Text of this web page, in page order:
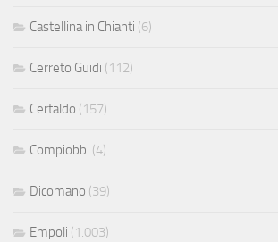
Castellina in Chianti (6)
Cerreto Guidi (112)
Certaldo (157)
Compiobbi (4)
Dicomano (39)
Empoli (1.003)